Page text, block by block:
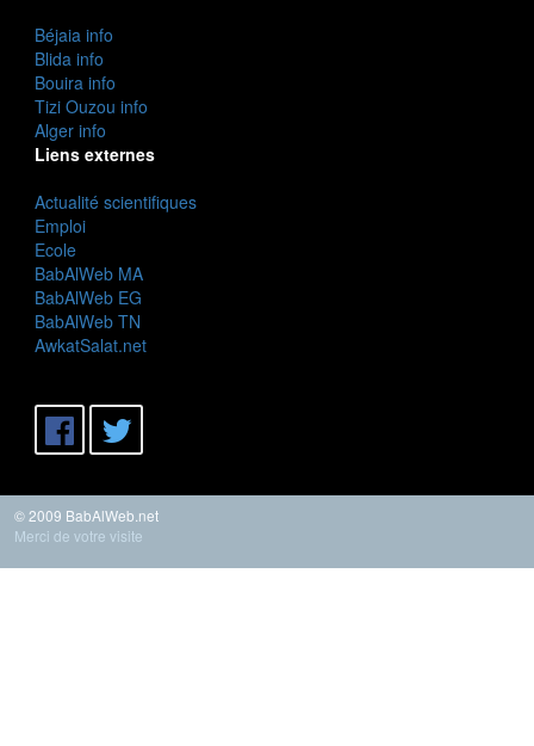
Béjaia info
Blida info
Bouira info
Tizi Ouzou info
Alger info
Liens externes
Actualité scientifiques
Emploi
Ecole
BabAlWeb MA
BabAlWeb EG
BabAlWeb TN
AwkatSalat.net
© 2009 BabAlWeb.net
Merci de votre visite